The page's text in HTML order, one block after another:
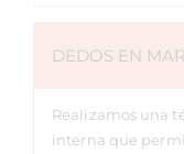
DEDOS EN
Realizamos una
interna que